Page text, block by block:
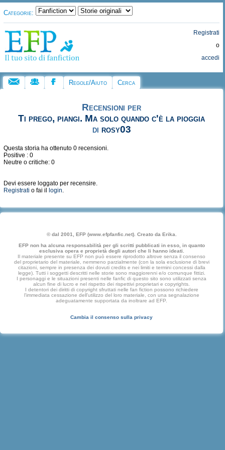
Categorie:
Registrati
o
accedi
Regole/Aiuto Cerca
Recensioni per
Ti prego, piangi. Ma solo quando c'è la pioggia
di rosy03
Questa storia ha ottenuto 0 recensioni.
Positive : 0
Neutre o critiche: 0
Devi essere loggato per recensire.
Registrati o fai il login.
© dal 2001, EFP (www.efpfanfic.net). Creato da Erika.
EFP non ha alcuna responsabilità per gli scritti pubblicati in esso, in quanto
esclusiva opera e proprietà degli autori che li hanno ideati.
Il materiale presente su EFP non può essere riprodotto altrove senza il consenso
del proprietario del materiale, nemmeno parzialmente (con la sola esclusione di brevi
citazioni, sempre in presenza dei dovuti credits e nei limiti e termini concessi dalla
legge). Tutti i soggetti descritti nelle storie sono maggiorenni e/o comunque fittizi.
I personaggi e le situazioni presenti nelle fanfic di questo sito sono utilizzati senza
alcun fine di lucro e nel rispetto dei rispettivi proprietari e copyrights.
I detentori dei diritti di copyright sfruttati nelle fan fiction possono richiedere
l'immediata cessazione dell'utilizzo del loro materiale, con una segnalazione
adeguatamente supportata da inoltrare ad EFP.
Cambia il consenso sulla privacy